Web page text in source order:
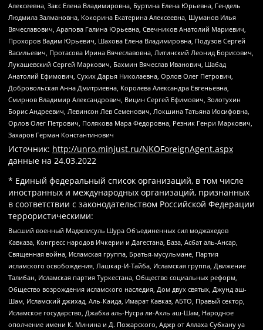
Алексеевна, Закс Елена Владимировна, Буртина Елена Юрьевна, Гендель
Людмила Залмановна, Кокорина Екатерина Алексеевна, Шуманов Илья
Вячеславович, Арапова Галина Юрьевна, Свечников Анатолий Мариевич,
Прохоров Вадим Юрьевич, Шахова Елена Владимировна, Подузов Сергей
Васильевич, Протасова Ирина Вячеславовна, Литинский Леонид Борисович,
Лукашевский Сергей Маркович, Бахмин Вячеслав Иванович, Шабад
Анатолий Ефимович, Сухих Дарья Николаевна, Орлов Олег Петрович,
Добровольская Анна Дмитриевна, Королева Александра Евгеньевна,
Смирнов Владимир Александрович, Вицин Сергей Ефимович, Золотухин
Борис Андреевич, Левинсон Лев Семенович, Локшина Татьяна Иосифовна,
Орлов Олег Петрович, Полякова Мара Федоровна, Резник Генри Маркович,
Захаров Герман Константинович
Источник: http://unro.minjust.ru/NKOForeignAgent.aspx
данные на 24.03.2022
* Единый федеральный список организаций, в том числе
иностранных и международных организаций, признанных
в соответствии с законодательством Российской Федерации
террористическими:
Высший военный Маджлисуль Шура Объединенных сил моджахедов
Кавказа, Конгресс народов Ичкерии и Дагестана, База, Асбат аль-Ансар,
Священная война, Исламская группа, Братья-мусульмане, Партия
исламского освобождения, Лашкар-И-Тайба, Исламская группа, Движение
Талибан, Исламская партия Туркестана, Общество социальных реформ,
Общество возрождения исламского наследия, Дом двух святых, Джунд аш-
Шам, Исламский джихад, Аль-Каида, Имарат Кавказ, АБТО, Правый сектор,
Исламское государство, Джабха аль-Нусра ли-Ахль аш-Шам, Народное
ополчение имени К. Минина и Д. Пожарского, Аджр от Аллаха Субхану уа